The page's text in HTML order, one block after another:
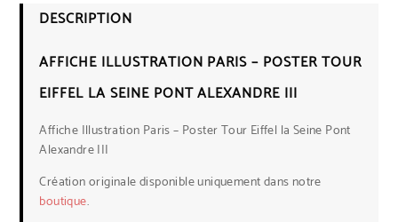
DESCRIPTION
AFFICHE ILLUSTRATION PARIS – POSTER TOUR
EIFFEL LA SEINE PONT ALEXANDRE III
Affiche Illustration Paris – Poster Tour Eiffel la Seine Pont
Alexandre III
Création originale disponible uniquement dans notre
boutique.